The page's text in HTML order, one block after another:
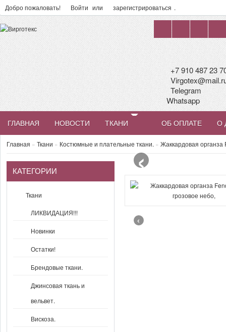
Добро пожаловать! Войти или зарегистрироваться .
+7 910 487 23
Telegram
Whatsapp
ГЛАВНАЯ НОВОСТИ ТКАНИ ОБ ОПЛАТЕ О
Главная » Ткани » Костюмные и плательные ткани. » Жаккардовая органза
КАТЕГОРИИ
Ткани
ЛИКВИДАЦИЯ!!!
Новинки
Остатки!
Брендовые ткани.
Джинсовая ткань и
вельвет.
Вискоза.
‹
‹